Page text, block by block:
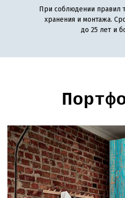
При соблюдении правил
хранения и монтажа.
до 25 лет и